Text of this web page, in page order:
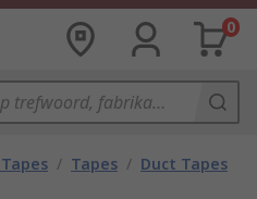
0
/ Tapes / Duct Tapes